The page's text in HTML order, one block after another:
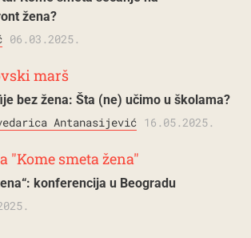
žena?
06.03.2025.
bez žena: Šta (ne) učimo u školama?
Antanasijević 16.05.2025.
konferencija u Beogradu